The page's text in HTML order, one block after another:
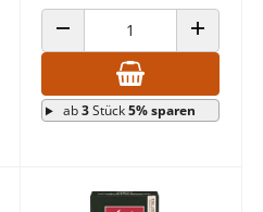
ERHÖHENANZAHL VERRINGERN ANZAHL
ab3Stück5% sparen